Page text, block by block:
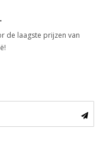
de laagste prijzen van